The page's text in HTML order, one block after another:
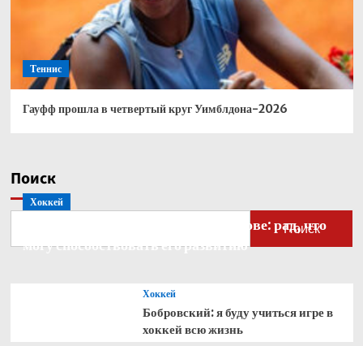
Теннис
Гауфф прошла в четвертый круг Уимблдона-2026
Поиск
Поиск
Хоккей
Бобровский — о голкипере Ахтямове: рад, что
могу способствовать его развитию
Хоккей
Бобровский: я буду учиться игре в
хоккей всю жизнь